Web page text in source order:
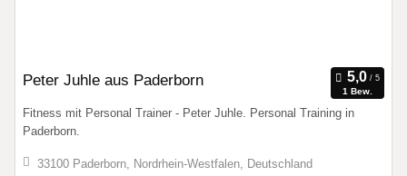
Peter Juhle aus Paderborn
1 Bew.
Fitness mit Personal Trainer - Peter Juhle. Personal Training in
Paderborn.
33100 Paderborn, Nordrhein-Westfalen, Deutschland